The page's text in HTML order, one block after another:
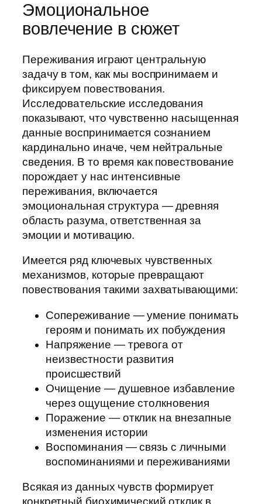
Эмоциональное
вовлечение в сюжет
Переживания играют центральную
задачу в том, как мы воспринимаем и
фиксируем повествования.
Исследовательские исследования
показывают, что чувственно насыщенная
данные воспринимается сознанием
кардинально иначе, чем нейтральные
сведения. В то время как повествование
порождает у нас интенсивные
переживания, включается
эмоциональная структура — древняя
область разума, ответственная за
эмоции и мотивацию.
Имеется ряд ключевых чувственных
механизмов, которые превращают
повествования такими захватывающими:
Сопереживание — умение понимать
героям и понимать их побуждения
Напряжение — тревога от
неизвестности развития
происшествий
Очищение — душевное избавление
через ощущение столкновения
Поражение — отклик на внезапные
изменения истории
Воспоминания — связь с личными
воспоминаниями и переживаниями
Всякая из данных чувств формирует
конкретный биохимический отклик в